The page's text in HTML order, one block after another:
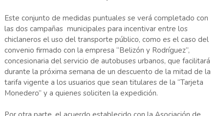
Este conjunto de medidas puntuales se verá completado con
las dos campañas municipales para incentivar entre los
chiclaneros el uso del transporte público, como es el caso del
convenio firmado con la empresa “Belizón y Rodríguez”,
concesionaria del servicio de autobuses urbanos, que facilitará
durante la próxima semana de un descuento de la mitad de la
tarifa vigente a los usuarios que sean titulares de la “Tarjeta
Monedero” y a quienes soliciten la expedición.